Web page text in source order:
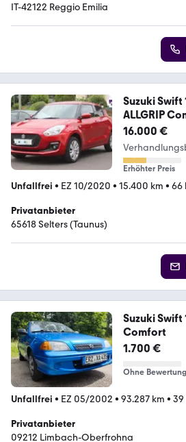
IT-42122 Reggio Emilia
Suzuki Swift
ALLGRIP
16.000 €
Erhöhter Preis
Unfallfrei • EZ 10/2020 • 15.400 km • 66
Privatanbieter
65618 Selters (Taunus)
Suzuki Swift
Comfort
1.700 €
Ohne Bewertung
Unfallfrei • EZ 05/2002 • 93.287 km • 39
Privatanbieter
09212 Limbach-Oberfrohna